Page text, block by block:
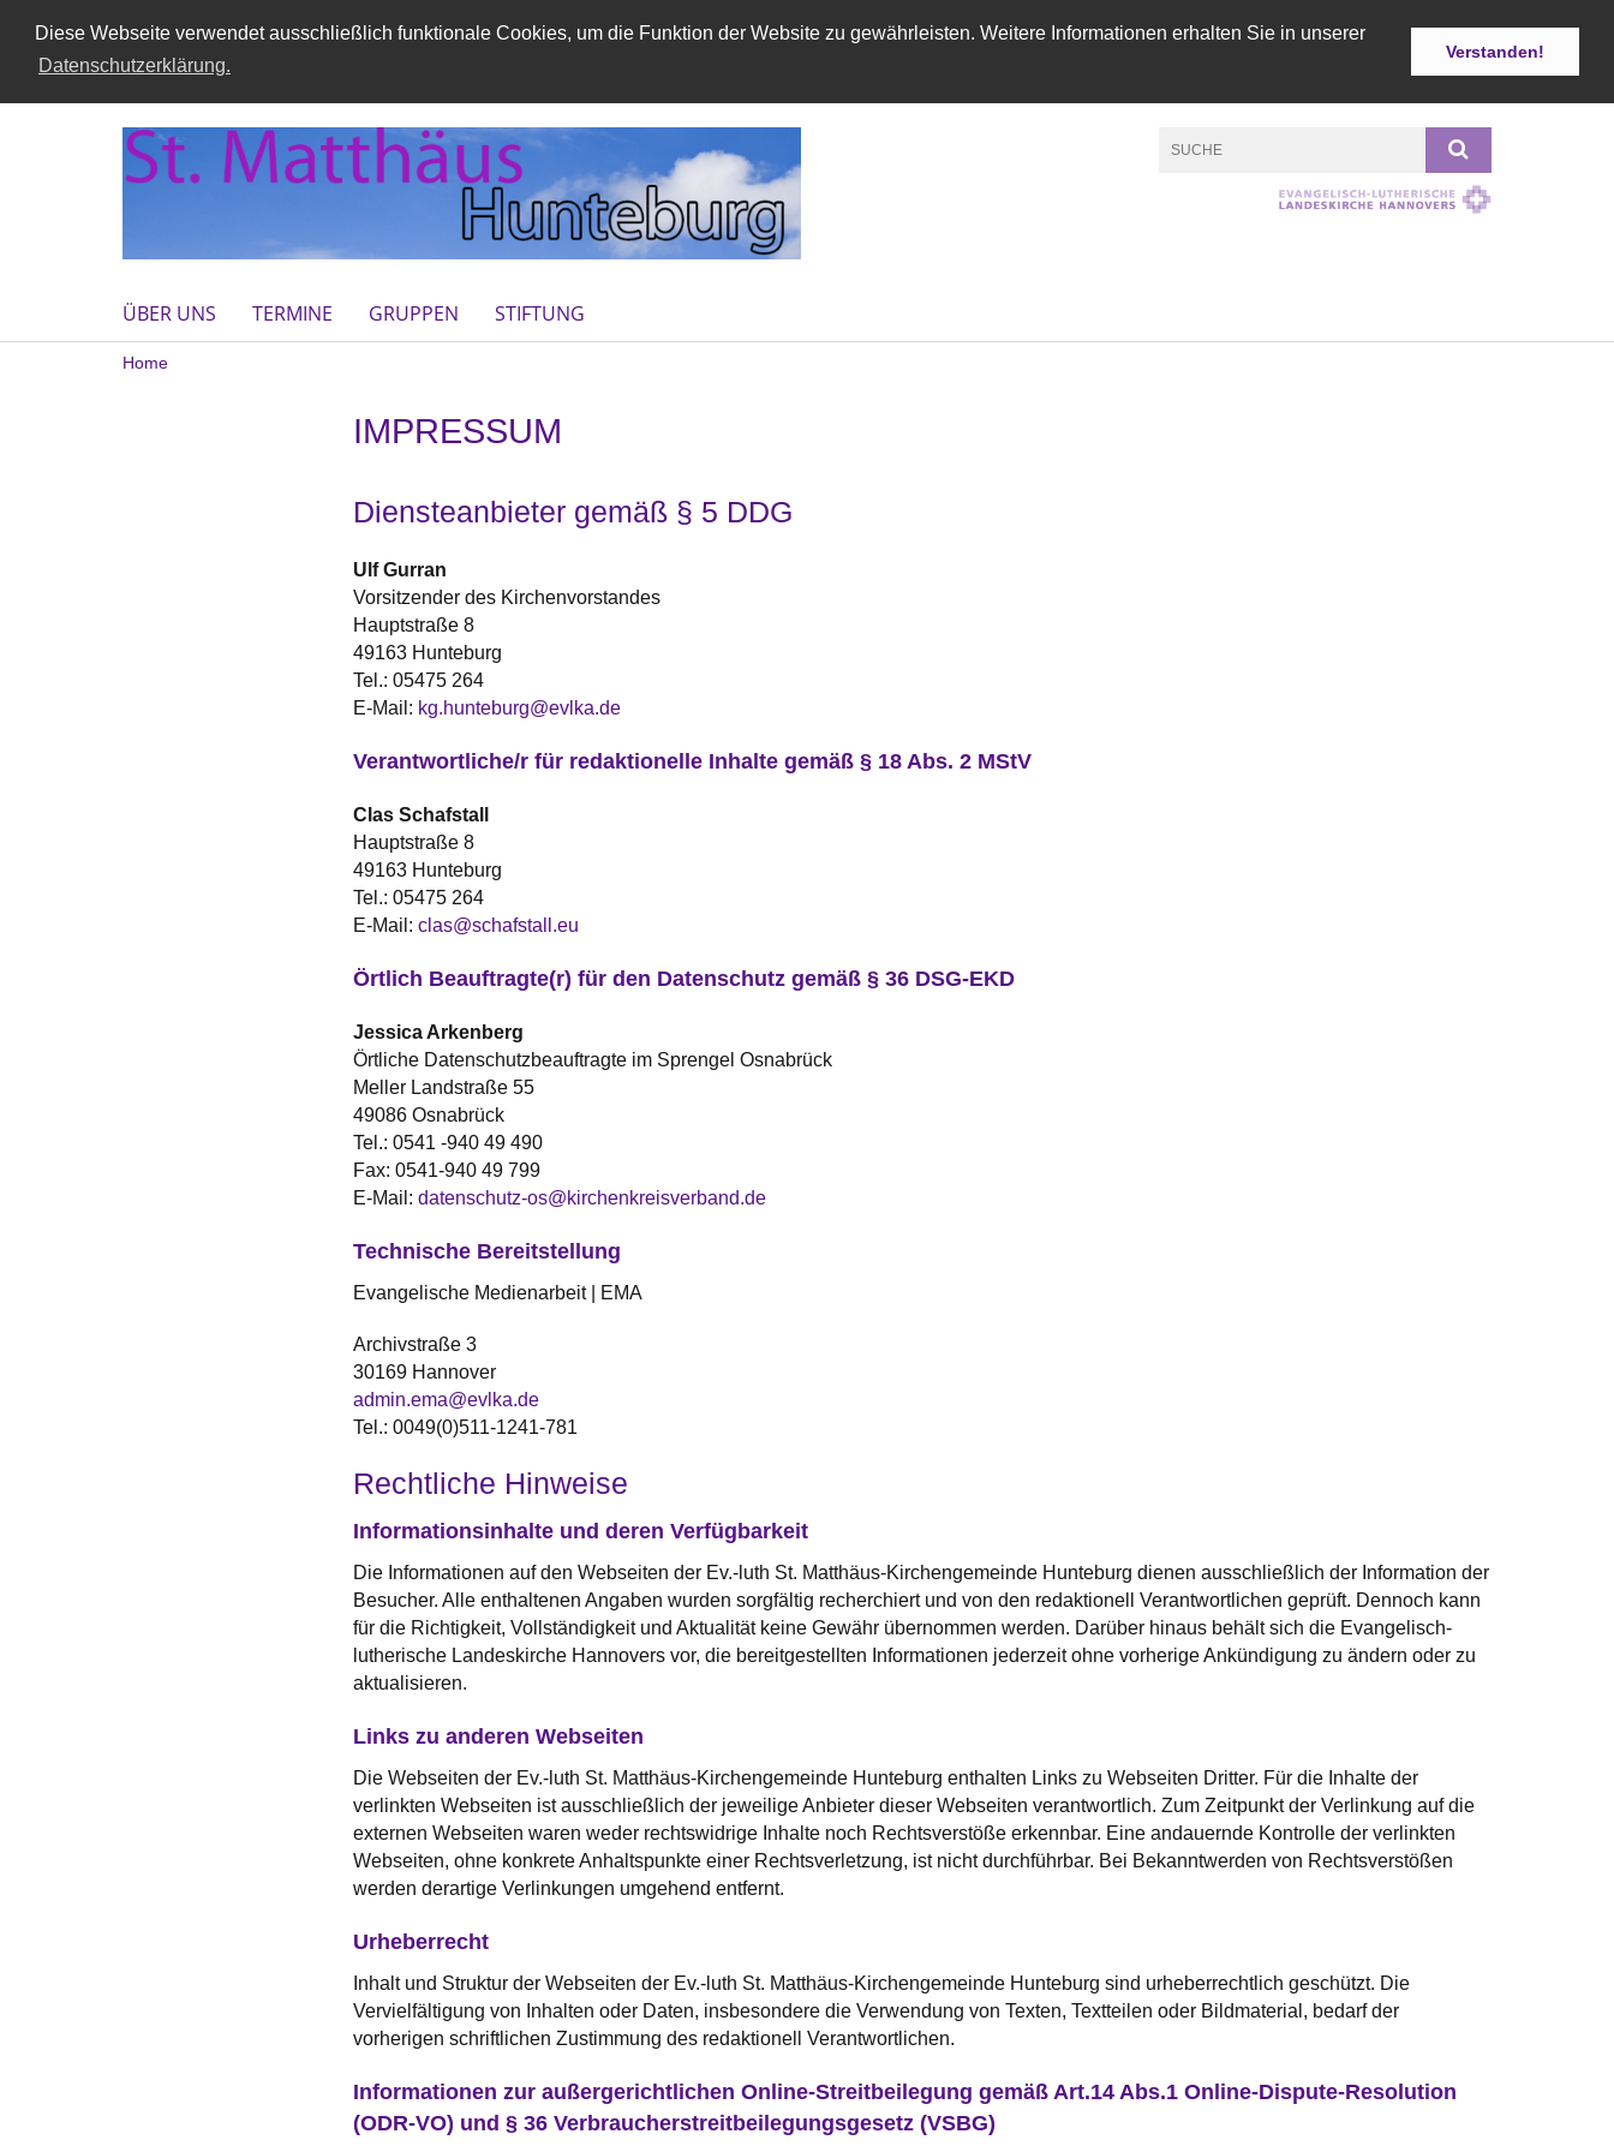
Diese Webseite verwendet ausschließlich funktionale Cookies, um die Funktion der Website zu gewährleisten. Weitere Informationen erhalten Sie in unserer
Datenschutzerklärung.
Verstanden!
ÜBER UNS TERMINE GRUPPEN STIFTUNG
Home
IMPRESSUM
Diensteanbieter gemäß § 5 DDG
Ulf Gurran
Vorsitzender des Kirchenvorstandes
Hauptstraße 8
49163 Hunteburg
Tel.: 05475 264
E-Mail: kg.hunteburg@evlka.de
Verantwortliche/r für redaktionelle Inhalte gemäß § 18 Abs. 2 MStV
Clas Schafstall
Hauptstraße 8
49163 Hunteburg
Tel.: 05475 264
E-Mail: clas@schafstall.eu
Örtlich Beauftragte(r) für den Datenschutz gemäß § 36 DSG-EKD
Jessica Arkenberg
Örtliche Datenschutzbeauftragte im Sprengel Osnabrück
Meller Landstraße 55
49086 Osnabrück
Tel.: 0541 -940 49 490
Fax: 0541-940 49 799
E-Mail: datenschutz-os@kirchenkreisverband.de
Technische Bereitstellung
Evangelische Medienarbeit | EMA
Archivstraße 3
30169 Hannover
admin.ema@evlka.de
Tel.: 0049(0)511-1241-781
Rechtliche Hinweise
Informationsinhalte und deren Verfügbarkeit
Die Informationen auf den Webseiten der Ev.-luth St. Matthäus-Kirchengemeinde Hunteburg dienen ausschließlich der Information der
Besucher. Alle enthaltenen Angaben wurden sorgfältig recherchiert und von den redaktionell Verantwortlichen geprüft. Dennoch kann
für die Richtigkeit, Vollständigkeit und Aktualität keine Gewähr übernommen werden. Darüber hinaus behält sich die Evangelisch-
lutherische Landeskirche Hannovers vor, die bereitgestellten Informationen jederzeit ohne vorherige Ankündigung zu ändern oder zu
aktualisieren.
Links zu anderen Webseiten
Die Webseiten der Ev.-luth St. Matthäus-Kirchengemeinde Hunteburg enthalten Links zu Webseiten Dritter. Für die Inhalte der
verlinkten Webseiten ist ausschließlich der jeweilige Anbieter dieser Webseiten verantwortlich. Zum Zeitpunkt der Verlinkung auf die
externen Webseiten waren weder rechtswidrige Inhalte noch Rechtsverstöße erkennbar. Eine andauernde Kontrolle der verlinkten
Webseiten, ohne konkrete Anhaltspunkte einer Rechtsverletzung, ist nicht durchführbar. Bei Bekanntwerden von Rechtsverstößen
werden derartige Verlinkungen umgehend entfernt.
Urheberrecht
Inhalt und Struktur der Webseiten der Ev.-luth St. Matthäus-Kirchengemeinde Hunteburg sind urheberrechtlich geschützt. Die
Vervielfältigung von Inhalten oder Daten, insbesondere die Verwendung von Texten, Textteilen oder Bildmaterial, bedarf der
vorherigen schriftlichen Zustimmung des redaktionell Verantwortlichen.
Informationen zur außergerichtlichen Online-Streitbeilegung gemäß Art.14 Abs.1 Online-Dispute-Resolution
(ODR-VO) und § 36 Verbraucherstreitbeilegungsgesetz (VSBG)